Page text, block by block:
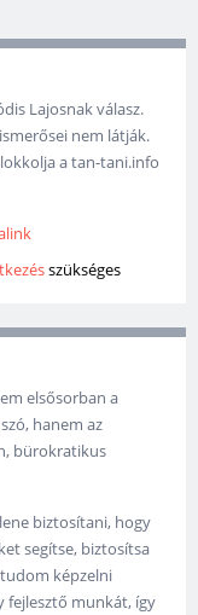
Lajosnak válasz.
nem látják.
a tan-tani.info
szükséges
elsősorban a
hanem az
bürokratikus
biztosítani, hogy
segítse, biztosítsa
képzelni
fejlesztő munkát, így